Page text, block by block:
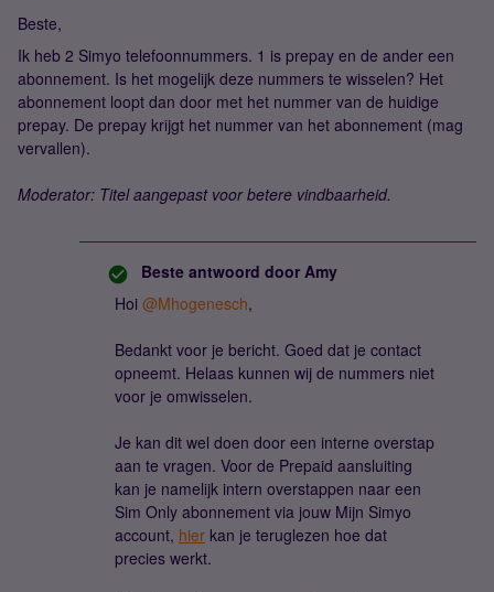
Beste,
Ik heb 2 Simyo telefoonnummers. 1 is prepay en de ander een
abonnement. Is het mogelijk deze nummers te wisselen? Het
abonnement loopt dan door met het nummer van de huidige
prepay. De prepay krijgt het nummer van het abonnement (mag
vervallen).
Moderator: Titel aangepast voor betere vindbaarheid.
Beste antwoord door Amy
Hoi ​ @Mhogenesch,
Bedankt voor je bericht. Goed dat je contact
opneemt. Helaas kunnen wij de nummers niet
voor je omwisselen.
Je kan dit wel doen door een interne overstap
aan te vragen. Voor de Prepaid aansluiting
kan je namelijk intern overstappen naar een
Sim Only abonnement via jouw Mijn Simyo
account, hier kan je teruglezen hoe dat
precies werkt.